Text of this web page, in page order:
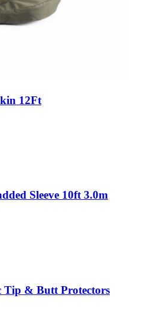
12Ft
Sleeve 10ft 3.0m
Tip & Butt Protectors